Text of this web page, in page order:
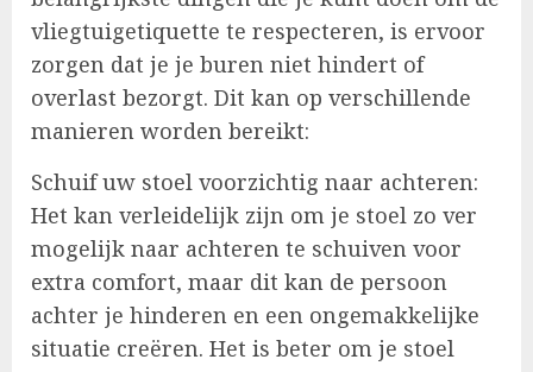
vliegtuigetiquette te respecteren, is ervoor
zorgen dat je je buren niet hindert of
overlast bezorgt. Dit kan op verschillende
manieren worden bereikt:
Schuif uw stoel voorzichtig naar achteren:
Het kan verleidelijk zijn om je stoel zo ver
mogelijk naar achteren te schuiven voor
extra comfort, maar dit kan de persoon
achter je hinderen en een ongemakkelijke
situatie creëren. Het is beter om je stoel